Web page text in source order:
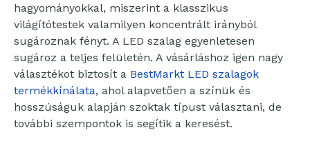
hagyományokkal, miszerint a klasszikus
világítótestek valamilyen koncentrált irányból
sugároznak fényt. A LED szalag egyenletesen
sugároz a teljes felületén. A vásárláshoz igen nagy
választékot biztosít a BestMarkt LED szalagok
termékkínálata, ahol alapvetően a színük és
hosszúságuk alapján szoktak típust választani, de
további szempontok is segítik a keresést.